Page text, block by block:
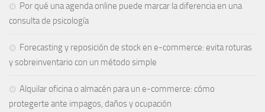
Por qué una agenda online puede marcar la diferencia en una
consulta de psicología
Forecasting y reposición de stock en e-commerce: evita roturas
y sobreinventario con un método simple
Alquilar oficina o almacén para un e-commerce: cómo
protegerte ante impagos, daños y ocupación